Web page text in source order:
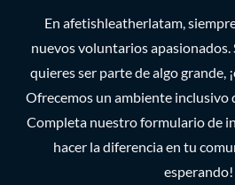
En afetishleatherlatam,
nuevos voluntarios apasionados.
quieres ser parte de algo grande,
Ofrecemos un ambiente inclusivo
Completa nuestro formulario de
hacer la diferencia en tu
esperando!